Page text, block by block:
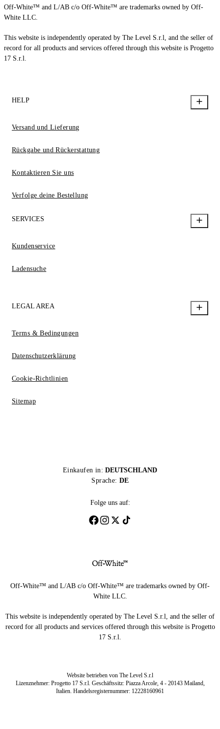
Off-White™ and L/AB c/o Off-White™ are trademarks owned by Off-
White LLC.
This website is independently operated by The Level S.r.l, and the seller of
record for all products and services offered through this website is Progetto
17 S.r.l.
HELP
Versand und Lieferung
Rückgabe und Rückerstattung
Kontaktieren Sie uns
Verfolge deine Bestellung
SERVICES
Kundenservice
Ladensuche
LEGAL AREA
Terms & Bedingungen
Datenschutzerklärung
Cookie-Richtlinien
Sitemap
Einkaufen in: DEUTSCHLAND
Sprache: DE
Folge uns auf:
Off-White™ and L/AB c/o Off-White™ are trademarks owned by Off-
White LLC.
This website is independently operated by The Level S.r.l, and the seller of
record for all products and services offered through this website is Progetto
17 S.r.l.
Website betrieben von The Level S.r.l
Lizenznehmer: Progetto 17 S.r.l. Geschäftssitz: Piazza Arcole, 4 - 20143 Mailand,
Italien. Handelsregisternummer: 12228160961